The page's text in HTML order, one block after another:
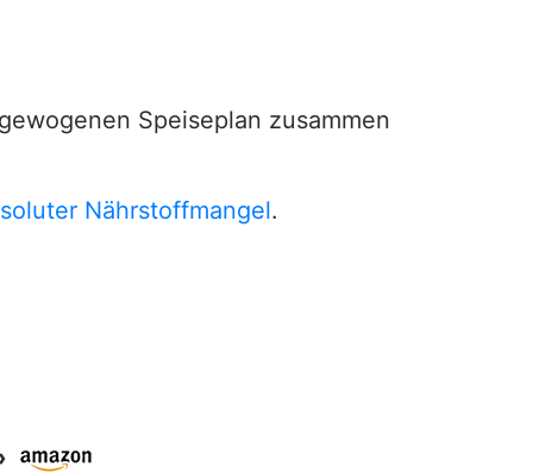
Speiseplan zusammen
Nährstoffmangel.